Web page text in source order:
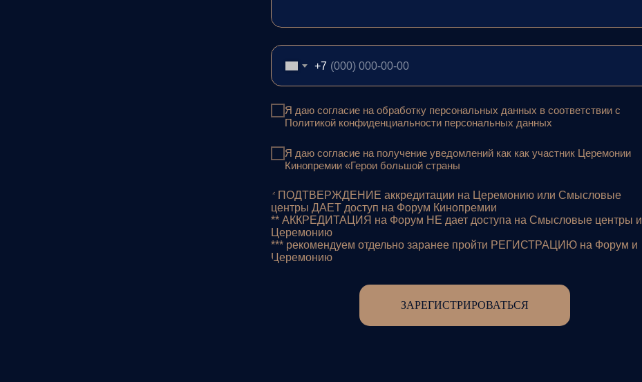
+7
Я даю согласие на обработку персональных данных в соответствии с
Политикой конфиденциальности персональных данных
Я даю согласие на получение уведомлений как как участник Церемонии
Кинопремии «Герои большой страны
* ПОДТВЕРЖДЕНИЕ аккредитации на Церемонию или Смысловые
центры ДАЕТ доступ на Форум Кинопремии
** АККРЕДИТАЦИЯ на Форум НЕ дает доступа на Смысловые центры и
Церемонию
*** рекомендуем отдельно заранее пройти РЕГИСТРАЦИЮ на Форум и
Церемонию
ЗАРЕГИСТРИРОВАТЬСЯ